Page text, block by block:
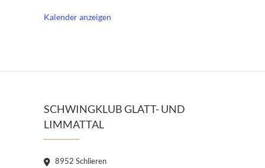
Kalender anzeigen
SCHWINGKLUB GLATT- UND
LIMMATTAL
8952 Schlieren